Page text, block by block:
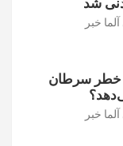
خبر
خطر سرطان
خبر